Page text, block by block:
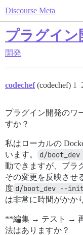
Discourse Meta
プラグイン
開発
codechef (codechef) 1
プラグイン開発のワ
すか？
私はローカルの
います。
d/
動できますが、プラ
その変更を反映させ
度 d/boot_dev --
は非常に時間がかか
**編集 → テスト →
法はありますか？